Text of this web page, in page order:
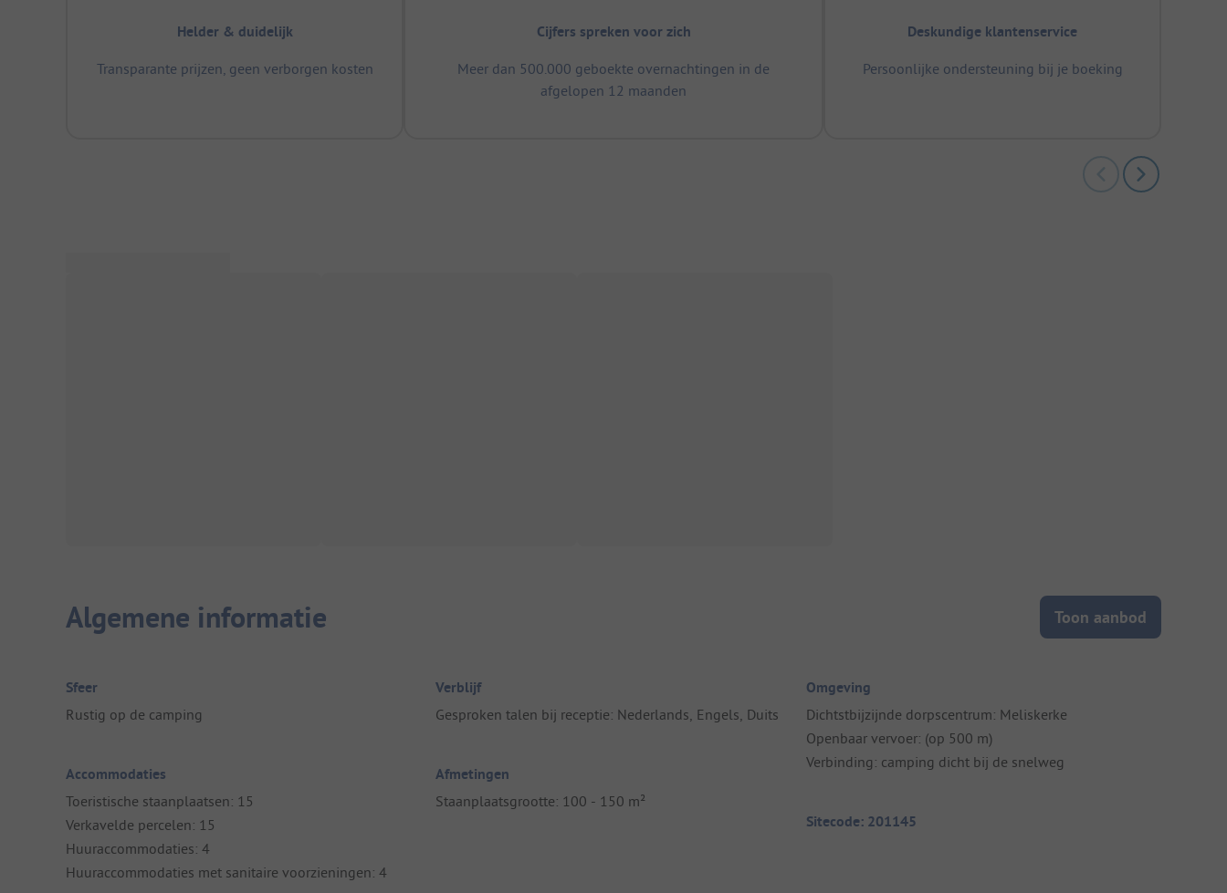
Helder & duidelijk
Transparante prijzen, geen verborgen kosten
Cijfers spreken voor zich
Meer dan 500.000 geboekte overnachtingen in de
afgelopen 12 maanden
Deskundige klantenservice
Persoonlijke ondersteuning bij je boeking
Algemene informatie Toon aanbod
Sfeer
Rustig op de camping
Accommodaties
Toeristische staanplaatsen: 15
Verkavelde percelen: 15
Huuraccommodaties: 4
Huuraccommodaties met sanitaire voorzieningen: 4
Verblijf
Gesproken talen bij receptie: Nederlands, Engels, Duits
Afmetingen
Staanplaatsgrootte: 100 - 150 m²
Omgeving
Dichtstbijzijnde dorpscentrum: Meliskerke
Openbaar vervoer: (op 500 m)
Verbinding: camping dicht bij de snelweg
Sitecode: 201145